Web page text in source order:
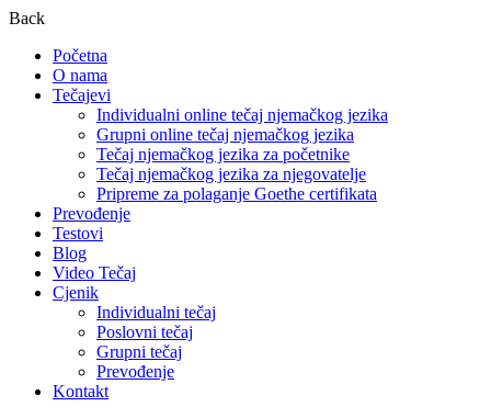
Back
Početna
O nama
Tečajevi
Individualni online tečaj njemačkog jezika
Grupni online tečaj njemačkog jezika
Tečaj njemačkog jezika za početnike
Tečaj njemačkog jezika za njegovatelje
Pripreme za polaganje Goethe certifikata
Prevođenje
Testovi
Blog
Video Tečaj
Cjenik
Individualni tečaj
Poslovni tečaj
Grupni tečaj
Prevođenje
Kontakt